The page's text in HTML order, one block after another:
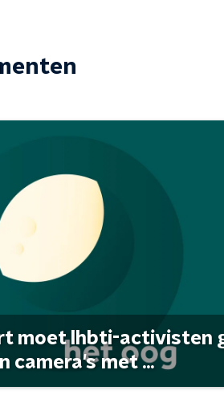
moet lhbti-activisten
camera's met ...